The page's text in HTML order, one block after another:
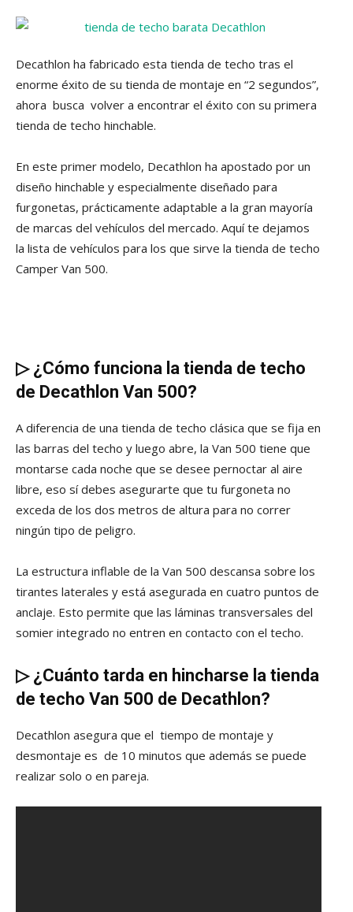
Decathlon ha fabricado esta tienda de techo tras el
enorme éxito de su tienda de montaje en “2 segundos”,
ahora busca volver a encontrar el éxito con su primera
tienda de techo hinchable.
En este primer modelo, Decathlon ha apostado por un
diseño hinchable y especialmente diseñado para
furgonetas, prácticamente adaptable a la gran mayoría
de marcas del vehículos del mercado. Aquí te dejamos
la lista de vehículos para los que sirve la tienda de techo
Camper Van 500.
▷ ¿Cómo funciona la tienda de techo
de Decathlon Van 500?
A diferencia de una tienda de techo clásica que se fija en
las barras del techo y luego abre, la Van 500 tiene que
montarse cada noche que se desee pernoctar al aire
libre, eso sí debes asegurarte que tu furgoneta no
exceda de los dos metros de altura para no correr
ningún tipo de peligro.
La estructura inflable de la Van 500 descansa sobre los
tirantes laterales y está asegurada en cuatro puntos de
anclaje. Esto permite que las láminas transversales del
somier integrado no entren en contacto con el techo.
▷ ¿Cuánto tarda en hincharse la tienda
de techo Van 500 de Decathlon?
Decathlon asegura que el tiempo de montaje y
desmontaje es de 10 minutos que además se puede
realizar solo o en pareja.